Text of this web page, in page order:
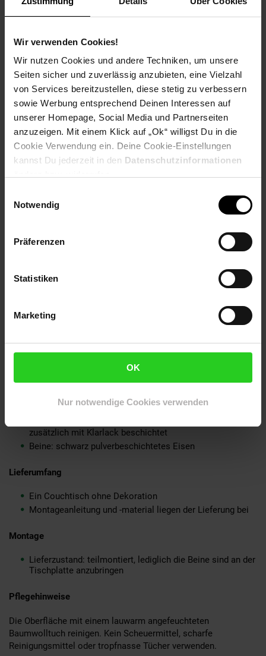
Wir verwenden Cookies!
Wir nutzen Cookies und andere Techniken, um unsere
Seiten sicher und zuverlässig anzubieten, eine Vielzahl
von Services bereitzustellen, diese stetig zu verbessern
sowie Werbung entsprechend Deinen Interessen auf
unserer Homepage, Social Media und Partnerseiten
anzuzeigen. Mit einem Klick auf „Ok“ willigst Du in die
Cookie Verwendung ein. Deine Cookie-Einstellungen
kannst Du jederzeit in den Datenschutzinformationen
Notwendig
Präferenzen
Statistiken
Marketing
OK
Nur notwendige Cookies verwenden
Tischplatte
getragen
Abmessungen
Breite: 100 cm
Tiefe: 50 cm
Höhe: 40 cm
Ablagefach (BxHxT): 95 x 10 x 50 cm
Korpushöhe: 15 cm
Holzstärke: ca. 2,5 cm
Weitere Abmessungen findest Du im Maßbild
Farbe
Kleinere Risse, Astlöcher und Farbunterschiede sind
typisch für Massivholz, da es sich um ein Produkt der
Jeder Tisch ist von Hand gefertigt - dadurch kann es zu
Unebenheiten kommen, die jeden Couchtisch zu einem
Empfohlene Maximalbelastbarkeit: 50 kg
zusätzlich mit Klarlack beschichtet
Beine: schwarz pulverbeschichtetes Eisen
Lieferumfang
Ein Couchtisch ohne Dekoration
Montageanleitung und -material liegen der Lieferung bei
Montage
Lieferzustand: teilmontiert, lediglich die Beine sind an der
Tischplatte anzubringen
Pflegehinweise
Die Oberfläche mit einem lauwarm angefeuchteten
Baumwolltuch reinigen. Kein Scheuermittel, scharfe
Reinigungsmittel oder tropfnasse Tücher verwenden.